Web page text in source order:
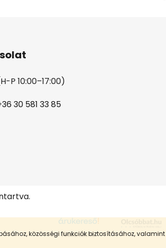
közösségi funkciók biztosításához,
P 10:00–17:00)
30 581 33 85
Árukereső.hu